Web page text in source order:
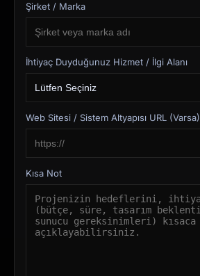
Şirket / Marka
İhtiyaç Duyduğunuz Hizmet / İlgi Alanı
Web Sitesi / Sistem Altyapısı URL (Varsa)
Kısa Not